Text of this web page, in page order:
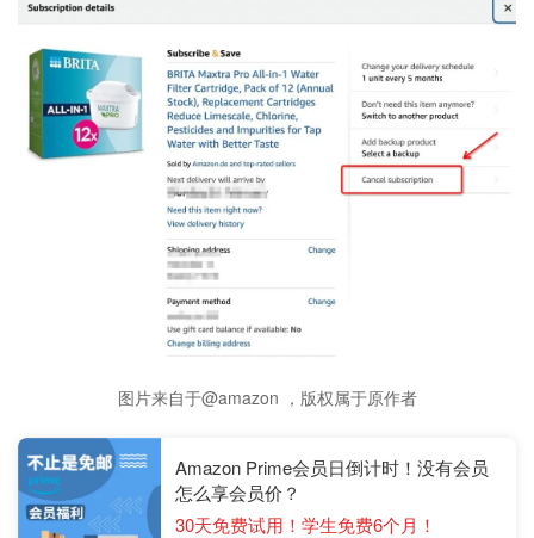
图片来自于@amazon ，版权属于原作者
Amazon Prime会员日倒计时！没有会员
怎么享会员价？
30天免费试用！学生免费6个月！